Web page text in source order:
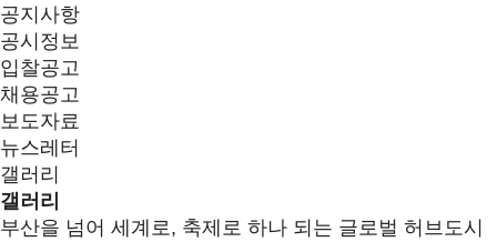
공지사항
공시정보
입찰공고
채용공고
보도자료
뉴스레터
갤러리
갤러리
부산을 넘어 세계로, 축제로 하나 되는 글로벌 허브도시